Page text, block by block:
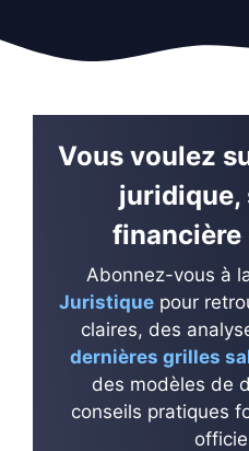
Vous voulez
juridique,
financière
Abonnez-vous à
Juristiquepour
claires, des
dernières grilles
des modèles de
conseils pratiques